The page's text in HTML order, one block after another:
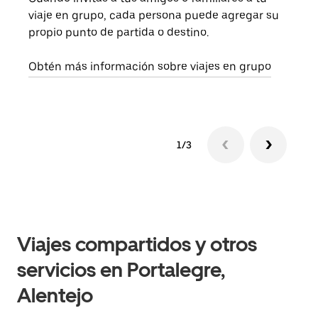
viaje en grupo, cada persona puede agregar su
propio punto de partida o destino.
Obtén más información sobre viajes en grupo
1/3
Viajes compartidos y otros
servicios en Portalegre,
Alentejo